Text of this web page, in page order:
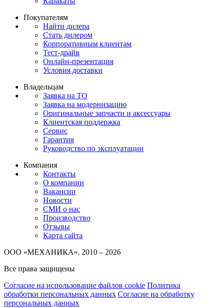
Покупателям
Найти дилера
Стать дилером
Корпоративным клиентам
Тест-драйв
Онлайн-презентация
Условия доставки
Владельцам
Заявка на ТО
Заявка на модернизацию
Оригинальные запчасти и аксессуары
Клиентская поддержка
Сервис
Гарантия
Руководство по эксплуатации
Компания
Контакты
О компании
Вакансии
Новости
СМИ о нас
Производство
Отзывы
Карта сайта
ООО «МЕХАНИКА», 2010 – 2026
Все права защищены
Согласие на использование файлов cookie Политика
обработки персональных данных Согласие на обработку
персональных данных